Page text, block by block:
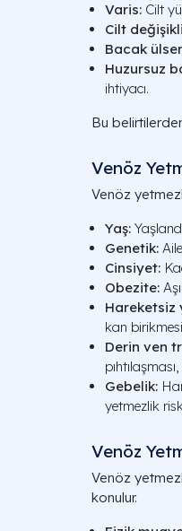
Varis: Cilt
Cilt
Bacak
Huzursuz
ihtiyacı.
Bu
Venöz
Venöz
Yaş:
Genetik:
Cinsiyet:
Obezite:
Hareketsiz
kan
Derin ven
Gebelik:
yetmezlik
Venöz
Venöz
konulur.